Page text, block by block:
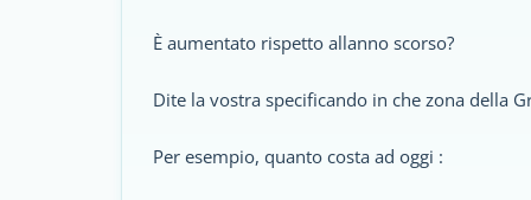
È aumentato rispetto allanno scorso?
Dite la vostra specificando in che zona della
Per esempio, quanto costa ad oggi :